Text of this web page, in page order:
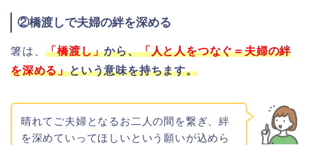
②橋渡しで夫婦の絆を深める
箸は、「橋渡し」から、「人と人をつなぐ＝夫婦の絆
を深める」という意味を持ちます。
晴れてご夫婦となるお二人の間を繋ぎ、絆
を深めていってほしいという願いが込めら